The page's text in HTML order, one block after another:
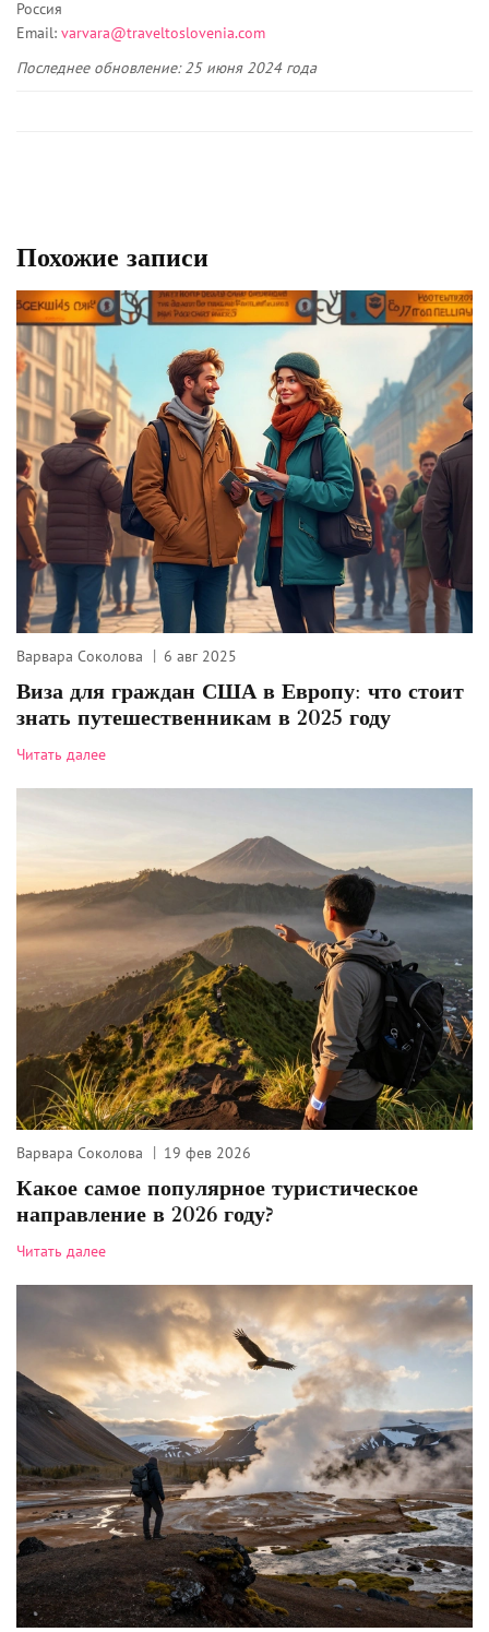
Россия
Email: varvara@traveltoslovenia.com
Последнее обновление: 25 июня 2024 года
Похожие записи
Варвара Соколова 6 авг 2025
Виза для граждан США в Европу: что стоит
знать путешественникам в 2025 году
Читать далее
Варвара Соколова 19 фев 2026
Какое самое популярное туристическое
направление в 2026 году?
Читать далее